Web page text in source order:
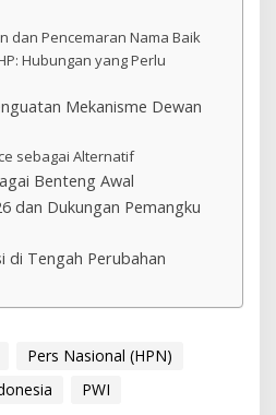
dan Pencemaran Nama Baik
Hubungan yang Perlu
Mekanisme Dewan
sebagai Alternatif
Benteng Awal
dan Dukungan Pemangku
di Tengah Perubahan
Pers Nasional (HPN)
PWI